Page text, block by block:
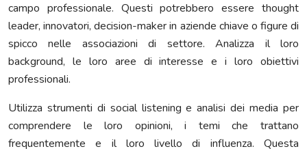
campo professionale. Questi potrebbero essere thought
leader, innovatori, decision-maker in aziende chiave o figure di
spicco nelle associazioni di settore. Analizza il loro
background, le loro aree di interesse e i loro obiettivi
professionali.
Utilizza strumenti di social listening e analisi dei media per
comprendere le loro opinioni, i temi che trattano
frequentemente e il loro livello di influenza. Questa